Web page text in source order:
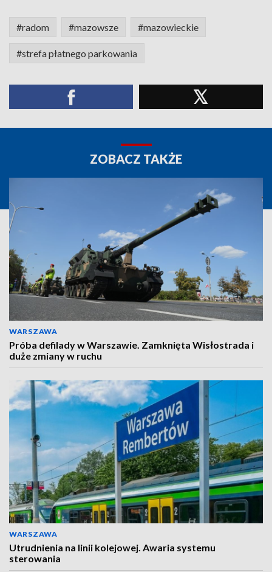
#radom #mazowsze #mazowieckie
#strefa płatnego parkowania
ZOBACZ TAKŻE
WARSZAWA
Próba defilady w Warszawie. Zamknięta Wisłostrada i
duże zmiany w ruchu
WARSZAWA
Utrudnienia na linii kolejowej. Awaria systemu
sterowania